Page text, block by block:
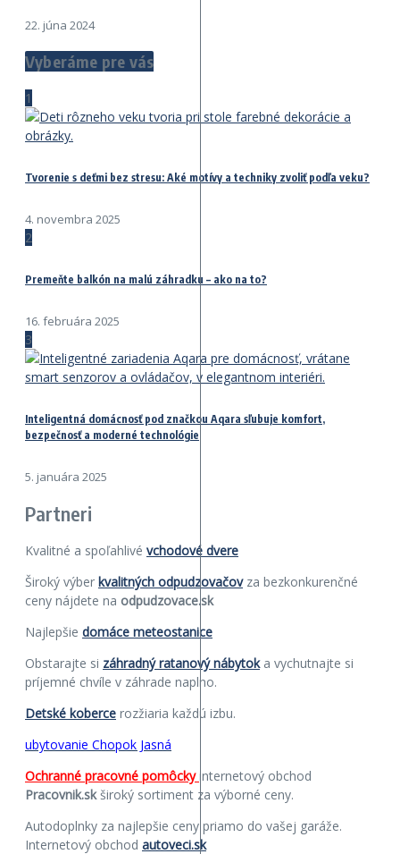
22. júna 2024
Vyberáme pre vás
1
Tvorenie s deťmi bez stresu: Aké motívy a techniky zvoliť podľa veku?
4. novembra 2025
2
Premeňte balkón na malú záhradku – ako na to?
16. februára 2025
3
Inteligentná domácnosť pod značkou Aqara sľubuje komfort,
bezpečnosť a moderné technológie
5. januára 2025
Partneri
Kvalitné a spoľahlivé vchodové dvere
Široký výber kvalitných odpudzovačovza bezkonkurenčné
ceny nájdete na odpudzovace.sk
Najlepšie domáce meteostanice
Obstarajte si záhradný ratanový nábytoka vychutnajte si
príjemné chvíle v záhrade naplno.
Detské koberce rozžiaria každú izbu.
ubytovanie Chopok Jasná
Ochranné pracovné pomôckyinternetový obchod
Pracovnik.skširoký sortiment za výborné ceny.
Autodoplnky za najlepšie ceny priamo do vašej garáže.
Internetový obchod autoveci.sk